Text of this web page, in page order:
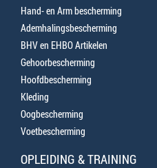
Hand- en Arm bescherming
Ademhalingsbescherming
BHV en EHBO Artikelen
Gehoorbescherming
Hoofdbescherming
Kleding
Oogbescherming
Voetbescherming
OPLEIDING & TRAINING